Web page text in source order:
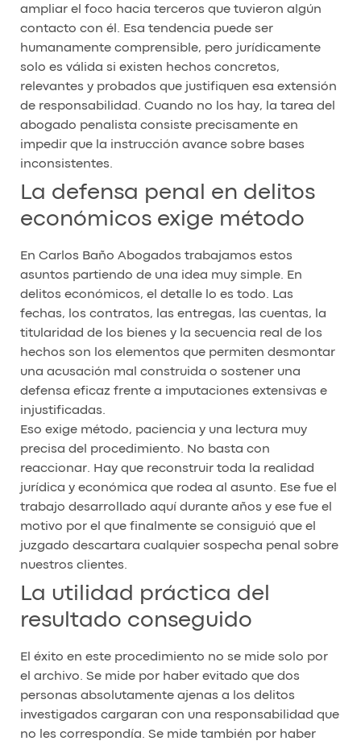
ampliar el foco hacia terceros que tuvieron algún
contacto con él. Esa tendencia puede ser
humanamente comprensible, pero jurídicamente
solo es válida si existen hechos concretos,
relevantes y probados que justifiquen esa extensión
de responsabilidad. Cuando no los hay, la tarea del
abogado penalista consiste precisamente en
impedir que la instrucción avance sobre bases
inconsistentes.
La defensa penal en delitos
económicos exige método
En Carlos Baño Abogados trabajamos estos
asuntos partiendo de una idea muy simple. En
delitos económicos, el detalle lo es todo. Las
fechas, los contratos, las entregas, las cuentas, la
titularidad de los bienes y la secuencia real de los
hechos son los elementos que permiten desmontar
una acusación mal construida o sostener una
defensa eficaz frente a imputaciones extensivas e
injustificadas.
Eso exige método, paciencia y una lectura muy
precisa del procedimiento. No basta con
reaccionar. Hay que reconstruir toda la realidad
jurídica y económica que rodea al asunto. Ese fue el
trabajo desarrollado aquí durante años y ese fue el
motivo por el que finalmente se consiguió que el
juzgado descartara cualquier sospecha penal sobre
nuestros clientes.
La utilidad práctica del
resultado conseguido
El éxito en este procedimiento no se mide solo por
el archivo. Se mide por haber evitado que dos
personas absolutamente ajenas a los delitos
investigados cargaran con una responsabilidad que
no les correspondía. Se mide también por haber